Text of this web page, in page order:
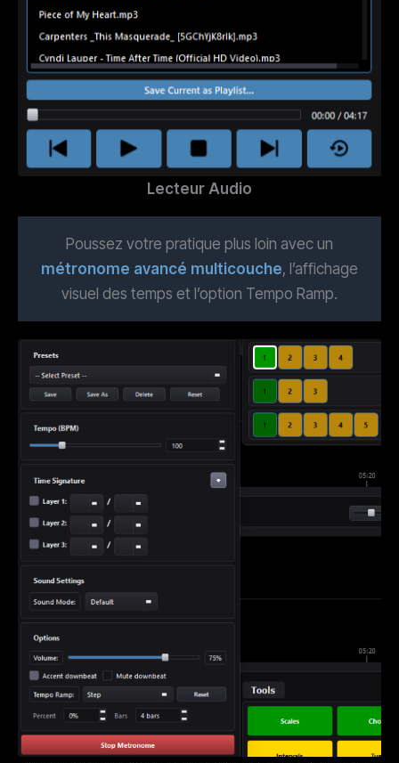
Lecteur Audio
Poussez votre pratique plus loin avec un
métronome avancé multicouche, l’affichage
visuel des temps et l’option Tempo Ramp.